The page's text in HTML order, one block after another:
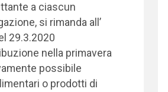
a ciascun
si rimanda all’
29.3.2020
nella primavera
possibile
o prodotti di